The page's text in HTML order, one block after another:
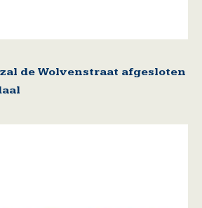
de Wolvenstraat afgesloten